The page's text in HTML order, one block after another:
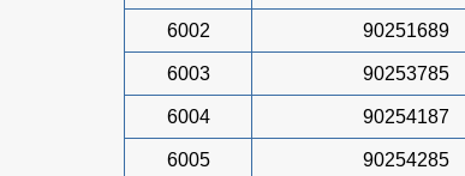
6002 90251689
6003 90253785
6004 90254187
6005 90254285